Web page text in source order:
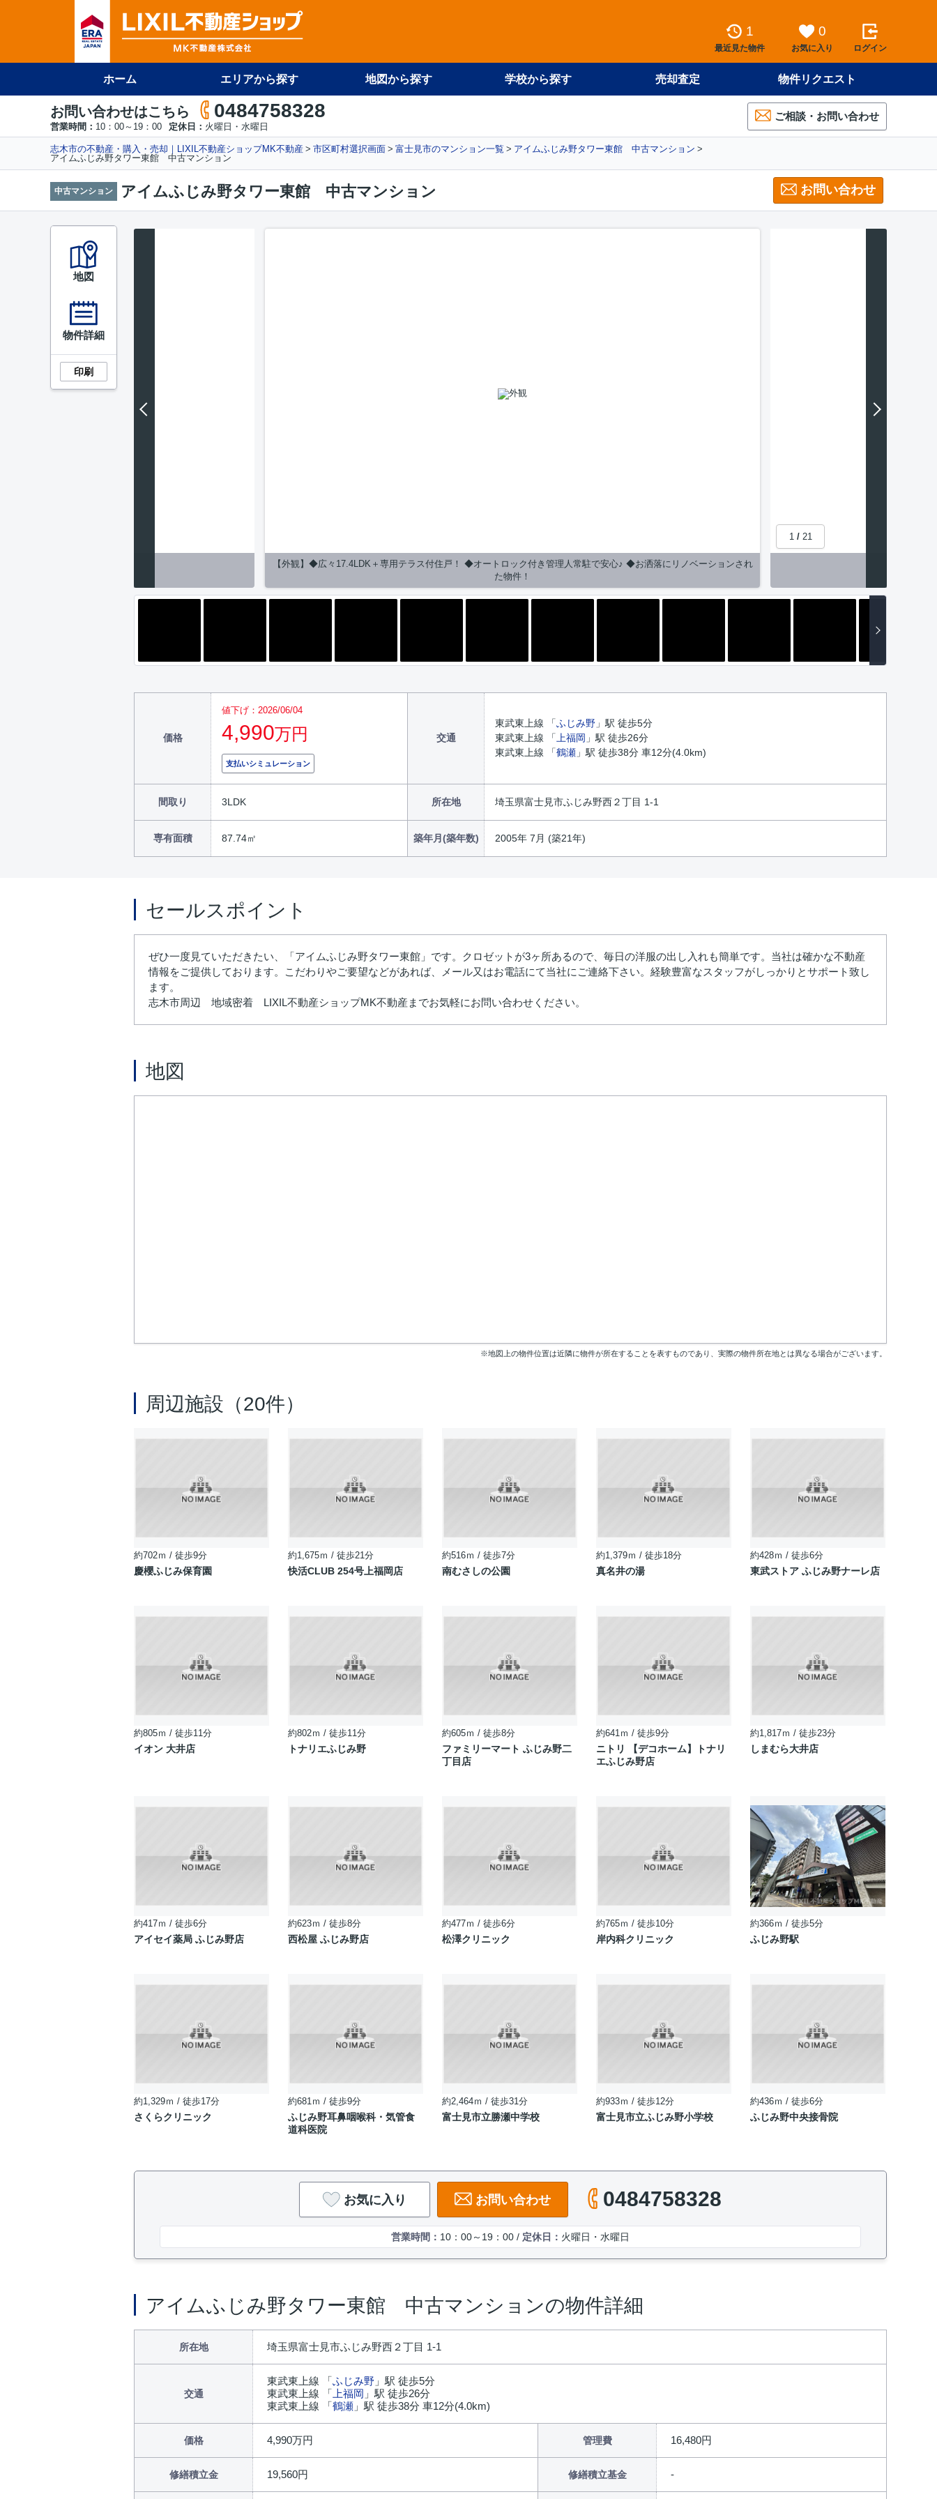
1
最近見た物件
0
お気に入り ログイン
ホーム エリアから探す 地図から探す 学校から探す 売却査定 物件リクエスト
お問い合わせはこちら 0484758328
営業時間： 10：00～19：00 定休日： 火曜日・水曜日
ご相談・お問い合わせ
志木市の不動産・購入・売却｜LIXIL不動産ショップMK不動産 市区町村選択画面 富士見市のマンション一覧
アイムふじみ野タワー東館 中古マンション
アイムふじみ野タワー東館 中古マンション
中古マンション アイムふじみ野タワー東館 中古マンション お問い合わせ
1/ 21
【外観】◆広々17.4LDK＋専用テラス付住戸！ ◆オートロック付き管理人常駐で安心♪ ◆お洒落にリノベーションされ
た物件！
価格
値下げ：2026/06/04
4,990万円
支払いシミュレーション
交通
東武東上線 「ふじみ野 」駅 徒歩5分
東武東上線 「 上福岡 」駅 徒歩26分
東武東上線 「鶴瀬 」駅 徒歩38分 車12分(4.0km)
間取り 3LDK 所在地 埼玉県富士見市ふじみ野西２丁目 1-1
専有面積 87.74㎡ 築年月(築年数) 2005年 7月 (築21年)
地図
物件詳細
印刷
セールスポイント
ぜひ一度見ていただきたい、「アイムふじみ野タワー東館」です。クロゼットが3ヶ所あるので、毎日の洋服の出し入れも簡単です。当社は確かな不動産
情報をご提供しております。こだわりやご要望などがあれば、メール又はお電話にて当社にご連絡下さい。経験豊富なスタッフがしっかりとサポート致し
ます。
志木市周辺 地域密着 LIXIL不動産ショップMK不動産までお気軽にお問い合わせください。
地図
※地図上の物件位置は近隣に物件が所在することを表すものであり、実際の物件所在地とは異なる場合がございます。
周辺施設（20件）
約702ｍ / 徒歩9分
慶櫻ふじみ保育園
約1,675ｍ / 徒歩21分
快活CLUB 254号上福岡店
約516ｍ / 徒歩7分
南むさしの公園
約1,379ｍ / 徒歩18分
真名井の湯
約428ｍ / 徒歩6分
東武ストア ふじみ野ナーレ店
約805ｍ / 徒歩11分
イオン 大井店
約802ｍ / 徒歩11分
トナリエふじみ野
約605ｍ / 徒歩8分
ファミリーマート ふじみ野二
丁目店
約641ｍ / 徒歩9分
ニトリ 【デコホーム】トナリ
エふじみ野店
約1,817ｍ / 徒歩23分
しまむら大井店
約417ｍ / 徒歩6分
アイセイ薬局 ふじみ野店
約623ｍ / 徒歩8分
西松屋 ふじみ野店
約477ｍ / 徒歩6分
松澤クリニック
約765ｍ / 徒歩10分
岸内科クリニック
約366ｍ / 徒歩5分
ふじみ野駅
約1,329ｍ / 徒歩17分
さくらクリニック
約681ｍ / 徒歩9分
ふじみ野耳鼻咽喉科・気管食
道科医院
約2,464ｍ / 徒歩31分
富士見市立勝瀬中学校
約933ｍ / 徒歩12分
富士見市立ふじみ野小学校
約436ｍ / 徒歩6分
ふじみ野中央接骨院
お気に入り お問い合わせ 0484758328
営業時間： 10：00～19：00 / 定休日： 火曜日・水曜日
アイムふじみ野タワー東館 中古マンションの物件詳細
所在地 埼玉県富士見市ふじみ野西２丁目 1-1
交通
東武東上線 「ふじみ野 」駅 徒歩5分
東武東上線 「 上福岡 」駅 徒歩26分
東武東上線 「鶴瀬 」駅 徒歩38分 車12分(4.0km)
価格 4,990万円 管理費 16,480円
修繕積立金 19,560円 修繕積立基金